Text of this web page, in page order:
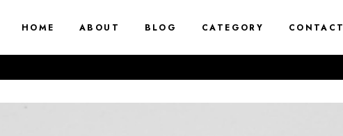
HOME ABOUT BLOG CATEGORY CONTACT